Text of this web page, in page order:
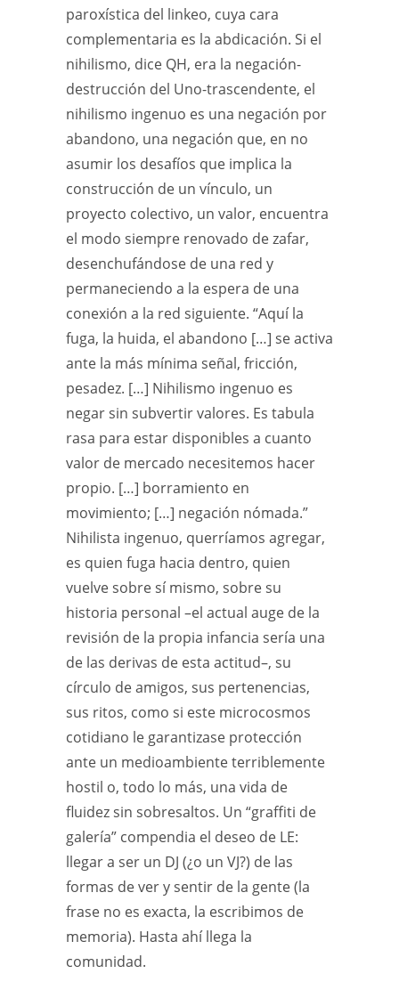
paroxística del linkeo, cuya cara
complementaria es la abdicación. Si el
nihilismo, dice QH, era la negación-
destrucción del Uno-trascendente, el
nihilismo ingenuo es una negación por
abandono, una negación que, en no
asumir los desafíos que implica la
construcción de un vínculo, un
proyecto colectivo, un valor, encuentra
el modo siempre renovado de zafar,
desenchufándose de una red y
permaneciendo a la espera de una
conexión a la red siguiente. “Aquí la
fuga, la huida, el abandono […] se activa
ante la más mínima señal, fricción,
pesadez. […] Nihilismo ingenuo es
negar sin subvertir valores. Es tabula
rasa para estar disponibles a cuanto
valor de mercado necesitemos hacer
propio. […] borramiento en
movimiento; […] negación nómada.”
Nihilista ingenuo, querríamos agregar,
es quien fuga hacia dentro, quien
vuelve sobre sí mismo, sobre su
historia personal –el actual auge de la
revisión de la propia infancia sería una
de las derivas de esta actitud–, su
círculo de amigos, sus pertenencias,
sus ritos, como si este microcosmos
cotidiano le garantizase protección
ante un medioambiente terriblemente
hostil o, todo lo más, una vida de
fluidez sin sobresaltos. Un “graffiti de
galería” compendia el deseo de LE:
llegar a ser un DJ (¿o un VJ?) de las
formas de ver y sentir de la gente (la
frase no es exacta, la escribimos de
memoria). Hasta ahí llega la
comunidad.